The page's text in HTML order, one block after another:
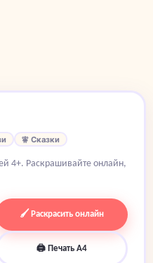
🧚 Сказки
4+. Раскрашивайте онлайн,
🖌 Раскрасить онлайн
🖨 Печать A4